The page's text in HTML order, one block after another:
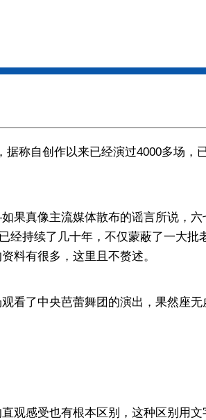
称自创作以来已经演过4000多场，
真像主流媒体散布的谣言所说，六
经持续了几十年，不仅蒙蔽了一大批
料有很多，这里且不赘述。
了中央芭蕾舞团的演出，果然座无
感受也有根本区别，这种区别用文